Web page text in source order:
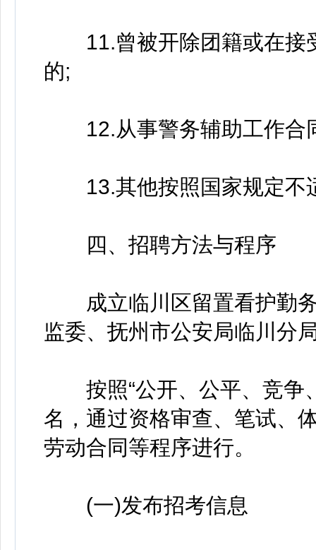
11.曾被开除团籍或在接
的;
12.从事警务辅助工作合
13.其他按照国家规定不
四、招聘方法与程序
成立临川区留置看护勤务
监委、抚州市公安局临川分
按照“公开、公平、竞争
名，通过资格审查、笔试、
劳动合同等程序进行。
(一)发布招考信息